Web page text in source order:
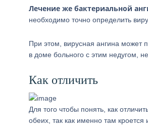
Лечение же бактериальной
необходимо точно определить
При этом, вирусная ангина может
в доме больного с этим недугом,
Как отличить
Для того чтобы понять, как
обеих, так как именно там кроется